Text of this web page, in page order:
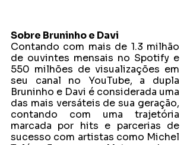
Sobre Bruninho e Davi
Contando com mais de 1.3 milhão
de ouvintes mensais no Spotify e
550 milhões de visualizações em
seu canal no YouTube, a dupla
Bruninho e Davi é considerada uma
das mais versáteis de sua geração,
contando com uma trajetória
marcada por hits e parcerias de
sucesso com artistas como Michel